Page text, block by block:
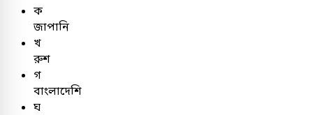
ক
জাপানি
খ
রুশ
গ
বাংলাদেশি
ঘ